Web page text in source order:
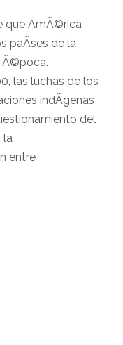
que AmÃ©rica
paÃ­ses de la
Ã©poca.
las luchas de los
indÃ­genas
del
la
entre